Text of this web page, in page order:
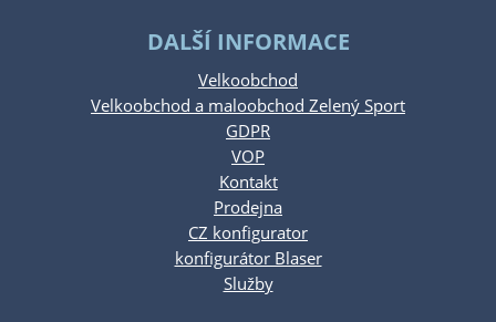
DALŠÍ INFORMACE
Velkoobchod
Velkoobchod a maloobchod Zelený Sport
GDPR
VOP
Kontakt
Prodejna
CZ konfigurator
konfigurátor Blaser
Služby